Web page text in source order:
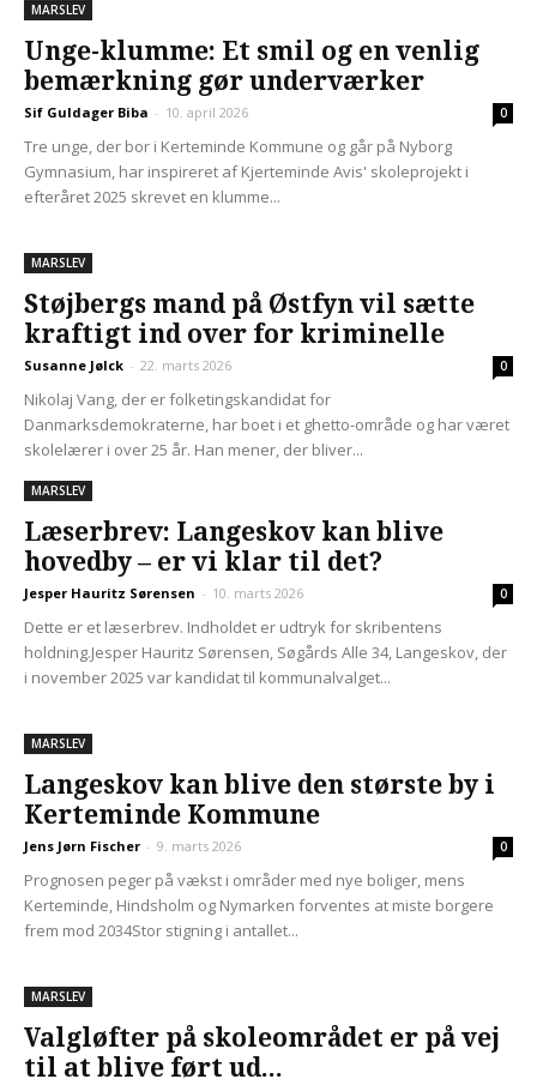
MARSLEV
Unge-klumme: Et smil og en venlig
bemærkning gør underværker
Sif Guldager Biba - 10. april 2026 0
Tre unge, der bor i Kerteminde Kommune og går på Nyborg
Gymnasium, har inspireret af Kjerteminde Avis' skoleprojekt i
efteråret 2025 skrevet en klumme...
MARSLEV
Støjbergs mand på Østfyn vil sætte
kraftigt ind over for kriminelle
Susanne Jølck - 22. marts 2026 0
Nikolaj Vang, der er folketingskandidat for
Danmarksdemokraterne, har boet i et ghetto-område og har været
skolelærer i over 25 år. Han mener, der bliver...
MARSLEV
Læserbrev: Langeskov kan blive
hovedby – er vi klar til det?
Jesper Hauritz Sørensen - 10. marts 2026 0
Dette er et læserbrev. Indholdet er udtryk for skribentens
holdning.Jesper Hauritz Sørensen, Søgårds Alle 34, Langeskov, der
i november 2025 var kandidat til kommunalvalget...
MARSLEV
Langeskov kan blive den største by i
Kerteminde Kommune
Jens Jørn Fischer - 9. marts 2026 0
Prognosen peger på vækst i områder med nye boliger, mens
Kerteminde, Hindsholm og Nymarken forventes at miste borgere
frem mod 2034Stor stigning i antallet...
MARSLEV
Valgløfter på skoleområdet er på vej
til at blive ført ud...